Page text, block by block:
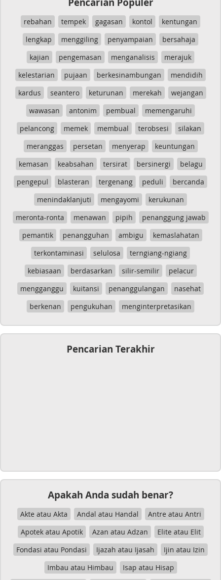
rebahan tempek gagasan kontol
kentungan
lengkap
menggiling penyampaian
bersahaja
kajian
pengemasan menganalisis
merajuk
kelestarian
pujaan berkesinambungan
mendidih
kardus
seantero keturunan merekah
wejangan
wawasan
antonim pembual
memengaruhi
pelancong
memek membual terobsesi
silakan
meranggas
persetan menyerap
keuntungan
kemasan
keabsahan tersirat bersinergi
belagu
pengepul
blasteran tergenang peduli
bercanda
menindaklanjuti
mengayomi
kerukunan
meronta-ronta
menawan pipih
penanggung jawab
pemantik
penangguhan ambigu
kemaslahatan
terkontaminasi
selulosa
terngiang-ngiang
kebiasaan
berdasarkan silir-semilir
pelacur
mengganggu
kuitansi penanggulangan
nasehat
berkenan
pengukuhan menginterpretasikan
Pencarian Terakhir
Apakah Anda sudah benar?
Akte atau Akta Andal atau Handal
Antre atau Antri
Apotek atau Apotik
Azan atau Adzan
Elite atau Elit
Fondasi atau Pondasi
Ijazah atau Ijasah
Ijin atau Izin
Imbau atau Himbau
Isap atau Hisap